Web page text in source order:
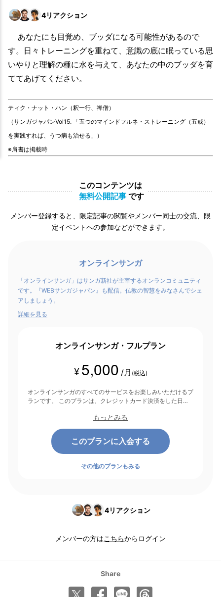
4リアクション
あなたにも目覚め、ブッダになる可能性があるので
す。日々トレーニングを重ねて、意識の底に眠っている思
いやりと理解の種に水を与えて、あなたの中のブッダを育
ててあげてください。
ティク・ナット・ハン（釈一行、禅僧）
（サンガジャパンVol15. 「五つのマインドフルネ・ストレーニング（五戒）
を実践すれば、うつ病も治せる」）
※肩書は掲載時
このコンテンツは
無料公開記事 です
メンバー登録すると、限定記事の閲覧やメンバー同士の交流、限
定イベントへの参加などができます。
オンラインサンガ
「オンラインサンガ」はサンガ新社が主宰するオンランコミュニティ
です。『WEBサンガジャパン』も配信。仏教の智慧をみなさんでシェ
アしましょう。
詳細を見る
オンラインサンガ・フルプラン
¥ 5,000 /月 (税込)
オンラインサンガのすべてのサービスをお楽しみいただけるプ
ランです。 このプランは、クレジットカード決済をした日を
もっとみる
このプランに入会する
その他のプランもみる
4リアクション
メンバーの方はこちらからログイン
Share